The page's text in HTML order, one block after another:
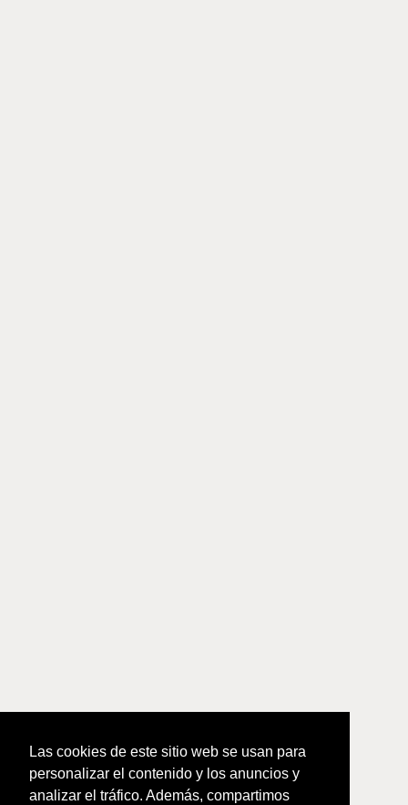
Las cookies de este sitio web se usan para
personalizar el contenido y los anuncios y
analizar el tráfico. Además, compartimos